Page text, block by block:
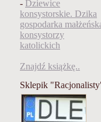
- Dziewice
konsystorskie. Dzika
gospodarka
konsystorzy
katolickich
Znajdź książkę..
Sklepik